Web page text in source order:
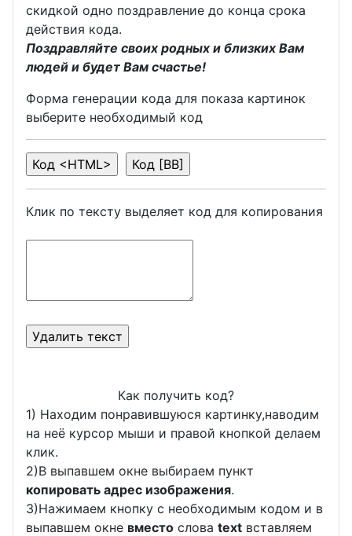
скидкой одно поздравление до конца срока
действия кода.
Поздравляйте своих родных и близких Вам
людей и будет Вам счастье!
Форма генерации кода для показа картинок
выберите необходимый код
Клик по тексту выделяет код для копирования
Как получить код?
1) Находим понравившуюся картинку,наводим
на неё курсор мыши и правой кнопкой делаем
клик.
2)В выпавшем окне выбираем пункт
копировать адрес изображения.
3)Нажимаем кнопку с необходимым кодом и в
выпавшем окне вместо слова text вставляем